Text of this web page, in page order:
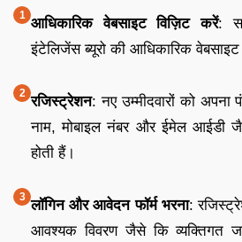
आधिकारिक वेबसाइट विज़िट करें:
इंटेलिजेंस ब्यूरो की आधिकारिक वेबसाइट
रजिस्ट्रेशन: नए उम्मीदवारों को अपना
नाम, मोबाइल नंबर और ईमेल आईडी
होती हैं।
लॉगिन और आवेदन फॉर्म भरना:
आवश्यक विवरण जैसे कि व्यक्तिगत